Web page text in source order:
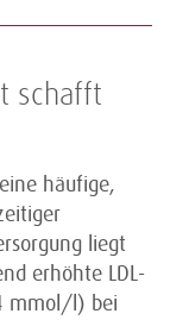
schafft
häufige,
liegt
erhöhte LDL-
mmol/l) bei